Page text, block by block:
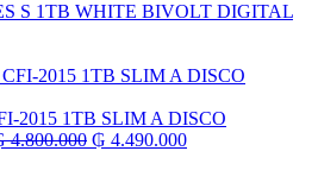
S 1TB WHITE BIVOLT DIGITAL
2015 1TB SLIM A DISCO
4.800.000 El
₲ 4.490.000El